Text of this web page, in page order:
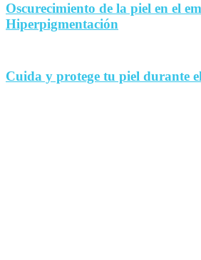
Oscurecimiento de la piel en el
Hiperpigmentación
Cuida y protege tu piel durante